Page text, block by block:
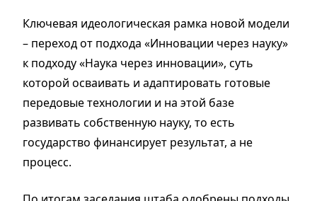
Ключевая идеологическая рамка новой модели
– переход от подхода «Инновации через науку»
к подходу «Наука через инновации», суть
которой осваивать и адаптировать готовые
передовые технологии и на этой базе
развивать собственную науку, то есть
государство финансирует результат, а не
процесс.